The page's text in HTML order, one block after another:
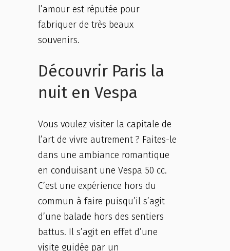
l’amour est réputée pour
fabriquer de très beaux
souvenirs.
Découvrir Paris la
nuit en Vespa
Vous voulez visiter la capitale de
l’art de vivre autrement ? Faites-le
dans une ambiance romantique
en conduisant une Vespa 50 cc.
C’est une expérience hors du
commun à faire puisqu’il s’agit
d’une balade hors des sentiers
battus. Il s’agit en effet d’une
visite guidée par un